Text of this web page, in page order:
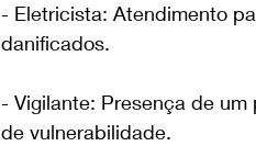
- Eletricista: Atendimento
danificados.
- Vigilante: Presença de
de vulnerabilidade.